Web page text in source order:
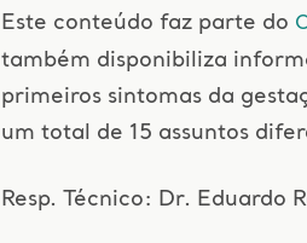
Este conteúdo faz parte do
também disponibiliza
primeiros sintomas da
um total de 15 assuntos
Resp. Técnico: Dr. Eduardo